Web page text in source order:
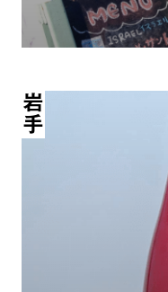
岩手